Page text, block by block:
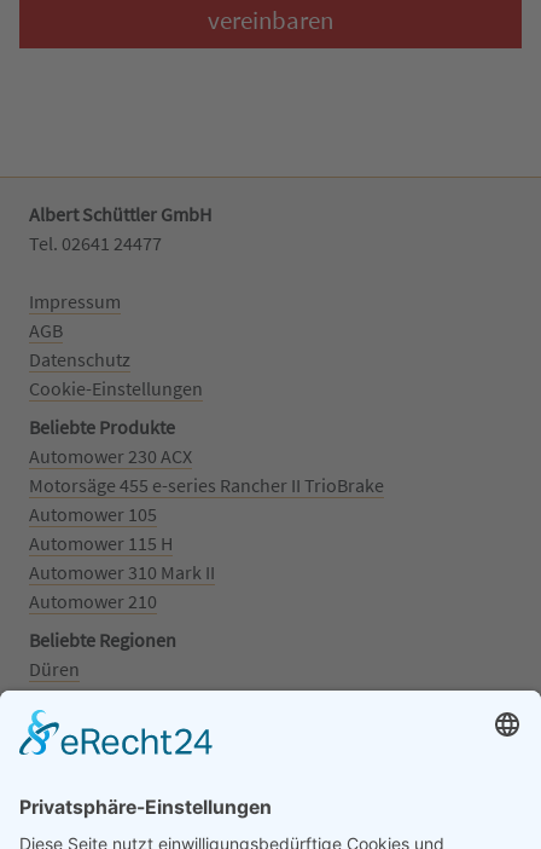
vereinbaren
Albert Schüttler GmbH
Tel. 02641 24477‬
Impressum
AGB
Datenschutz
Cookie-Einstellungen
Beliebte Produkte
Automower 230 ACX
Motorsäge 455 e-series Rancher II TrioBrake
Automower 105
Automower 115 H
Automower 310 Mark II
Automower 210
Beliebte Regionen
Düren
Grafschaft
Kalenborn
Mayschoß
Bonn